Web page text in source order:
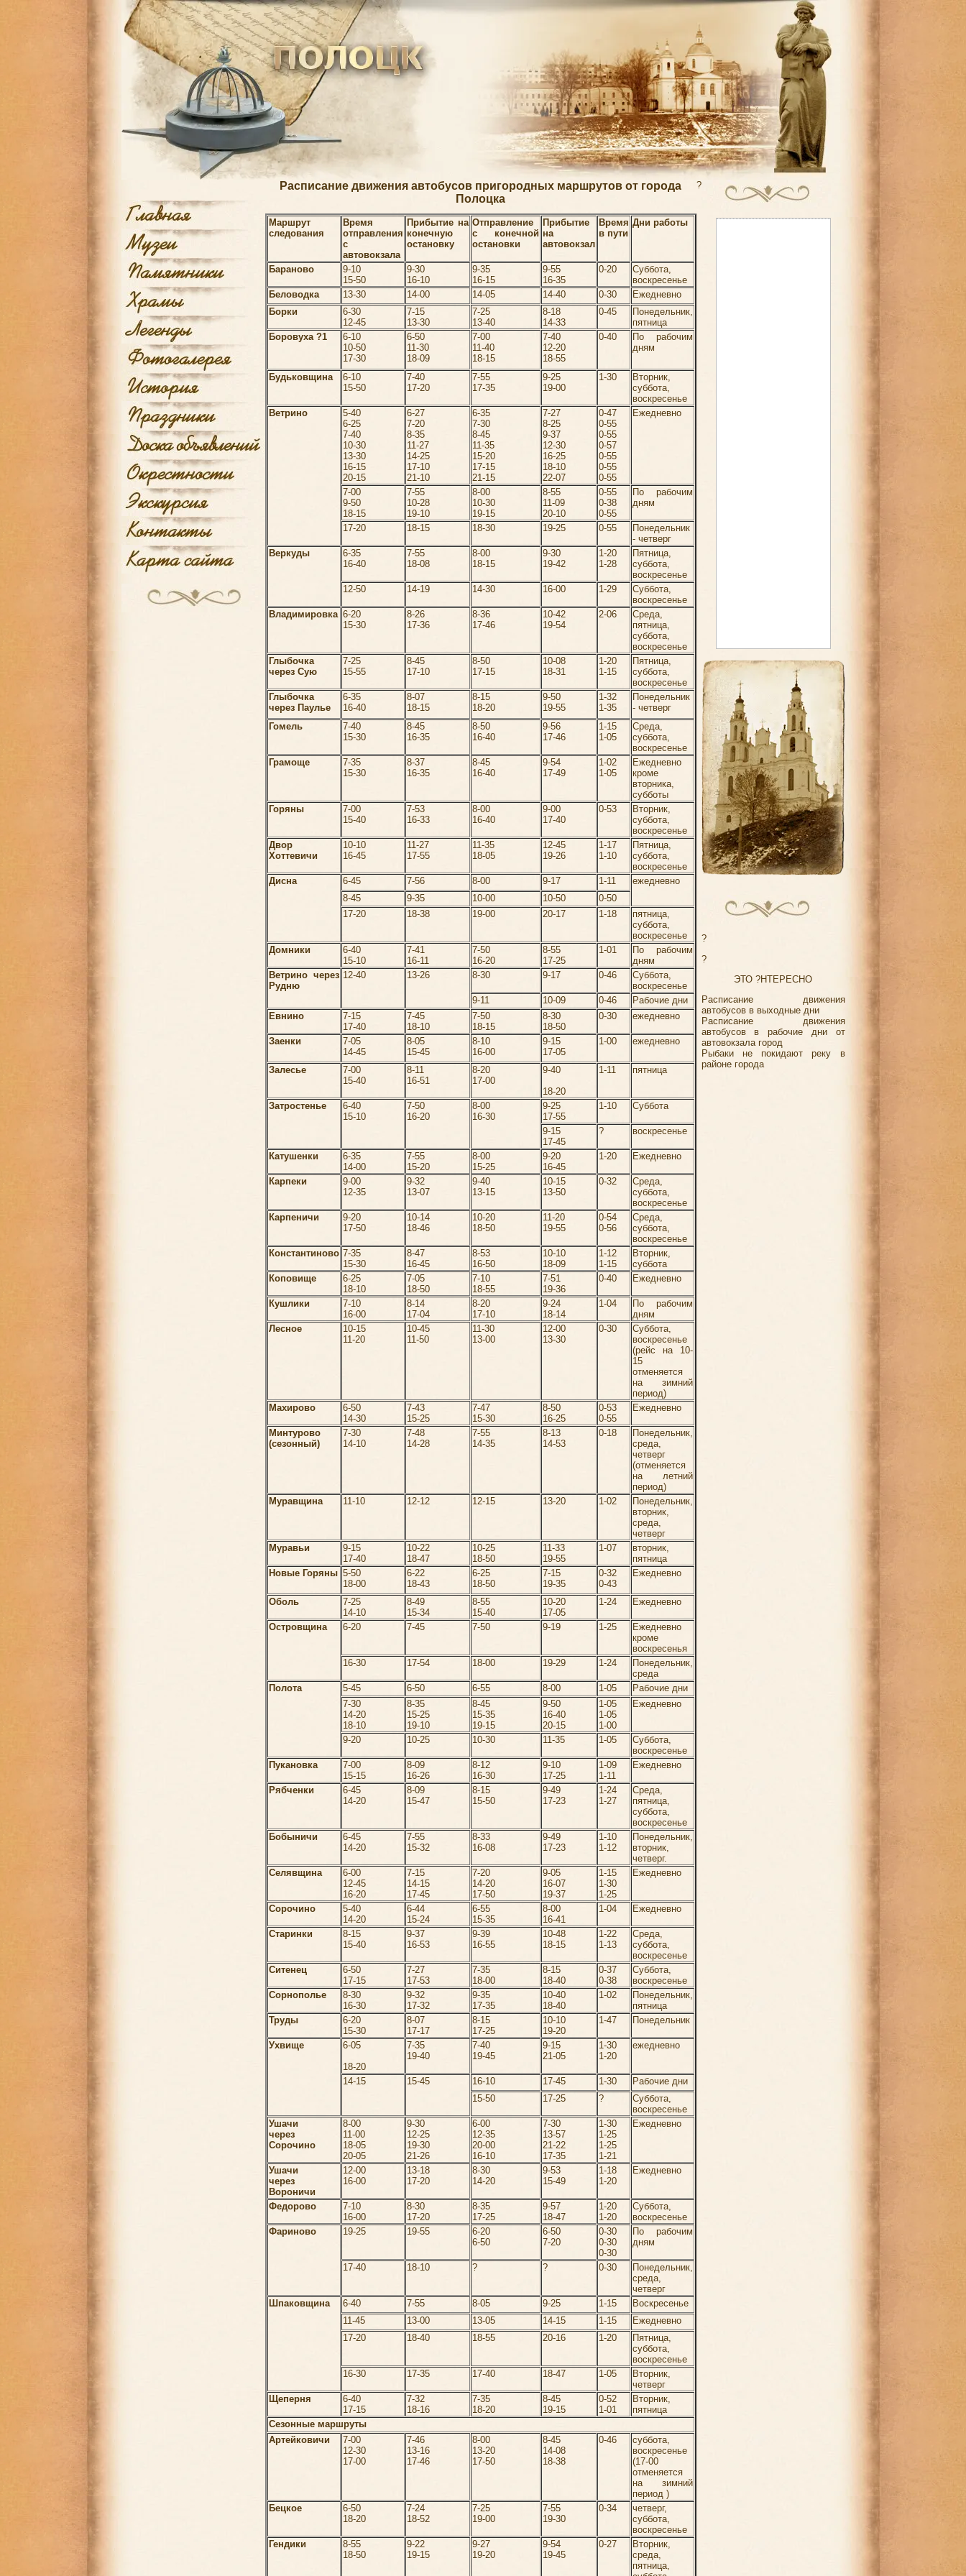
Расписание движения автобусов пригородных маршрутов от города
Полоцка
Маршрут
следования
Время
отправления
с
автовокзала
Прибытие на
конечную
остановку
Отправление
с конечной
остановки
Прибытие
на
автовокзал
Время
в пути
Дни работы
Бараново
9-10
15-50
9-30
16-10
9-35
16-15
9-55
16-35
0-20
Суббота,
воскресенье
Беловодка
13-30 14-00 14-05 14-40 0-30
Ежедневно
Борки
6-30
12-45
7-15
13-30
7-25
13-40
8-18
14-33
0-45
Понедельник,
пятница
Боровуха ?1
6-10
10-50
17-30
6-50
11-30
18-09
7-00
11-40
18-15
7-40
12-20
18-55
0-40
По рабочим
дням
Будьковщина
6-10
15-50
7-40
17-20
7-55
17-35
9-25
19-00
1-30
Вторник,
суббота,
воскресенье
Ветрино
5-40
6-25
7-40
10-30
13-30
16-15
20-15
6-27
7-20
8-35
11-27
14-25
17-10
21-10
6-35
7-30
8-45
11-35
15-20
17-15
21-15
7-27
8-25
9-37
12-30
16-25
18-10
22-07
0-47
0-55
0-55
0-57
0-55
0-55
0-55
Ежедневно
7-00
9-50
18-15
7-55
10-28
19-10
8-00
10-30
19-15
8-55
11-09
20-10
0-55
0-38
0-55
По рабочим
дням
17-20 18-15 18-30 19-25 0-55
Понедельник
- четверг
Веркуды
6-35
16-40
7-55
18-08
8-00
18-15
9-30
19-42
1-20
1-28
Пятница,
суббота,
воскресенье
12-50
14-19 14-30 16-00 1-29
Суббота,
воскресенье
Владимировка 6-20
15-30
8-26
17-36
8-36
17-46
10-42
19-54
2-06
Среда,
пятница,
суббота,
воскресенье
Глыбочка
через Сую
7-25
15-55
8-45
17-10
8-50
17-15
10-08
18-31
1-20
1-15
Пятница,
суббота,
воскресенье
Глыбочка
через Паулье
6-35
16-40
8-07
18-15
8-15
18-20
9-50
19-55
1-32
1-35
Понедельник
- четверг
Гомель
7-40
15-30
8-45
16-35
8-50
16-40
9-56
17-46
1-15
1-05
Среда,
суббота,
воскресенье
Грамоще
7-35
15-30
8-37
16-35
8-45
16-40
9-54
17-49
1-02
1-05
Ежедневно
кроме
вторника,
субботы
Горяны
7-00
15-40
7-53
16-33
8-00
16-40
9-00
17-40
0-53
Вторник,
суббота,
воскресенье
Двор
Хоттевичи
10-10
16-45
11-27
17-55
11-35
18-05
12-45
19-26
1-17
1-10
Пятница,
суббота,
воскресенье
Дисна
6-45 7-56 8-00 9-17 1-11
ежедневно
8-45
9-35 10-00 10-50
0-50
17-20
18-38 19-00 20-17 1-18
пятница,
суббота,
воскресенье
Домники
6-40
15-10
7-41
16-11
7-50
16-20
8-55
17-25
1-01
По рабочим
дням
Ветрино через
Рудню
12-40 13-26 8-30 9-17 0-46
Суббота,
воскресенье
9-11
10-09 0-46
Рабочие дни
Евнино
7-15
17-40
7-45
18-10
7-50
18-15
8-30
18-50
0-30 ежедневно
Заенки
7-05
14-45
8-05
15-45
8-10
16-00
9-15
17-05
1-00 ежедневно
Залесье
7-00
15-40
8-11
16-51
8-20
17-00
9-40
18-20
1-11 пятница
Затростенье
6-40
15-10
7-50
16-20
8-00
16-30
9-25
17-55
1-10 Суббота
9-15
17-45
? воскресенье
Катушенки
6-35
14-00
7-55
15-20
8-00
15-25
9-20
16-45
1-20 Ежедневно
Карпеки
9-00
12-35
9-32
13-07
9-40
13-15
10-15
13-50
0-32
Среда,
суббота,
воскресенье
Карпеничи
9-20
17-50
10-14
18-46
10-20
18-50
11-20
19-55
0-54
0-56
Среда,
суббота,
воскресенье
Константиново 7-35
15-30
8-47
16-45
8-53
16-50
10-10
18-09
1-12
1-15
Вторник,
суббота
Коповище
6-25
18-10
7-05
18-50
7-10
18-55
7-51
19-36
0-40 Ежедневно
Кушлики
7-10
16-00
8-14
17-04
8-20
17-10
9-24
18-14
1-04
По рабочим
дням
Лесное
10-15
11-20
10-45
11-50
11-30
13-00
12-00
13-30
0-30
Суббота,
воскресенье
(рейс на 10-
15
отменяется
на зимний
период)
Махирово
6-50
14-30
7-43
15-25
7-47
15-30
8-50
16-25
0-53
0-55
Ежедневно
Минтурово
(сезонный)
7-30
14-10
7-48
14-28
7-55
14-35
8-13
14-53
0-18
Понедельник,
среда,
четверг
(отменяется
на летний
период)
Муравщина
11-10 12-12 12-15 13-20 1-02
Понедельник,
вторник,
среда,
четверг
Муравьи
9-15
17-40
10-22
18-47
10-25
18-50
11-33
19-55
1-07
вторник,
пятница
Новые Горяны 5-50
18-00
6-22
18-43
6-25
18-50
7-15
19-35
0-32
0-43
Ежедневно
Оболь
7-25
14-10
8-49
15-34
8-55
15-40
10-20
17-05
1-24 Ежедневно
Островщина 6-20 7-45 7-50 9-19 1-25
Ежедневно
кроме
воскресенья
16-30
17-54 18-00 19-29 1-24
Понедельник,
среда
Полота
5-45 6-50 6-55 8-00 1-05
Рабочие дни
7-30
14-20
18-10
8-35
15-25
19-10
8-45
15-35
19-15
9-50
16-40
20-15
1-05
1-05
1-00
Ежедневно
9-20 10-25 10-30 11-35 1-05
Суббота,
воскресенье
Пукановка
7-00
15-15
8-09
16-26
8-12
16-30
9-10
17-25
1-09
1-11
Ежедневно
Рябченки
6-45
14-20
8-09
15-47
8-15
15-50
9-49
17-23
1-24
1-27
Среда,
пятница,
суббота,
воскресенье
Бобыничи
6-45
14-20
7-55
15-32
8-33
16-08
9-49
17-23
1-10
1-12
Понедельник,
вторник,
четверг.
Селявщина
6-00
12-45
16-20
7-15
14-15
17-45
7-20
14-20
17-50
9-05
16-07
19-37
1-15
1-30
1-25
Ежедневно
Сорочино
5-40
14-20
6-44
15-24
6-55
15-35
8-00
16-41
1-04 Ежедневно
Старинки
8-15
15-40
9-37
16-53
9-39
16-55
10-48
18-15
1-22
1-13
Среда,
суббота,
воскресенье
Ситенец
6-50
17-15
7-27
17-53
7-35
18-00
8-15
18-40
0-37
0-38
Суббота,
воскресенье
Сорнополье
8-30
16-30
9-32
17-32
9-35
17-35
10-40
18-40
1-02
Понедельник,
пятница
Труды
6-20
15-30
8-07
17-17
8-15
17-25
10-10
19-20
1-47 Понедельник
Ухвище
6-05
18-20
7-35
19-40
7-40
19-45
9-15
21-05
1-30
1-20
ежедневно
14-15 15-45 16-10 17-45 1-30
Рабочие дни
15-50
17-25 ?
Суббота,
воскресенье
Ушачи
через
Сорочино
8-00
11-00
18-05
20-05
9-30
12-25
19-30
21-26
6-00
12-35
20-00
16-10
7-30
13-57
21-22
17-35
1-30
1-25
1-25
1-21
Ежедневно
Ушачи
через
Вороничи
12-00
16-00
13-18
17-20
8-30
14-20
9-53
15-49
1-18
1-20
Ежедневно
Федорово
7-10
16-00
8-30
17-20
8-35
17-25
9-57
18-47
1-20
1-20
Суббота,
воскресенье
Фариново
19-25 19-55
6-20
6-50
6-50
7-20
0-30
0-30
0-30
По рабочим
дням
17-40 18-10 ? ? 0-30
Понедельник,
среда,
четверг
Шпаковщина
6-40 7-55 8-05 9-25 1-15
Воскресенье
11-45
13-00 13-05 14-15 1-15
Ежедневно
17-20
18-40 18-55 20-16 1-20
Пятница,
суббота,
воскресенье
16-30
17-35 17-40 18-47 1-05
Вторник,
четверг
Щеперня
6-40
17-15
7-32
18-16
7-35
18-20
8-45
19-15
0-52
1-01
Вторник,
пятница
Сезонные маршруты
Артейковичи
7-00
12-30
17-00
7-46
13-16
17-46
8-00
13-20
17-50
8-45
14-08
18-38
0-46
суббота,
воскресенье
(17-00
отменяется
на зимний
период )
Бецкое
6-50
18-20
7-24
18-52
7-25
19-00
7-55
19-30
0-34
четверг,
суббота,
воскресенье
Гендики
8-55
18-50
9-22
19-15
9-27
19-20
9-54
19-45
0-27
Вторник,
среда,
пятница,
?
?
?
ЭТО ?НТЕРЕСНО
Расписание движения
автобусов в выходные дни
Расписание движения
автобусов в рабочие дни от
автовокзала город
Рыбаки не покидают реку в
районе города